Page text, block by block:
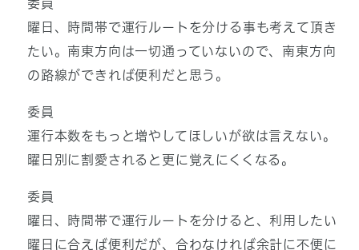
委員
曜日、時間帯で運行ルートを分ける事も考えて頂き
たい。南東方向は一切通っていないので、南東方向
の路線ができれば便利だと思う。
委員
運行本数をもっと増やしてほしいが欲は言えない。
曜日別に割愛されると更に覚えにくくなる。
委員
曜日、時間帯で運行ルートを分けると、利用したい
曜日に合えば便利だが、合わなければ余計に不便に